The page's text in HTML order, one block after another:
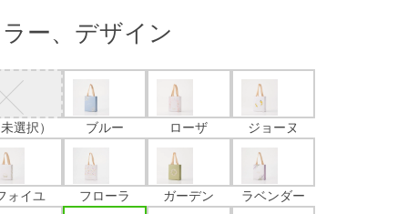
ー、デザイン
選択） ブルー ローザ ジョーヌ
ォイユ フローラ ガーデン ラベンダー